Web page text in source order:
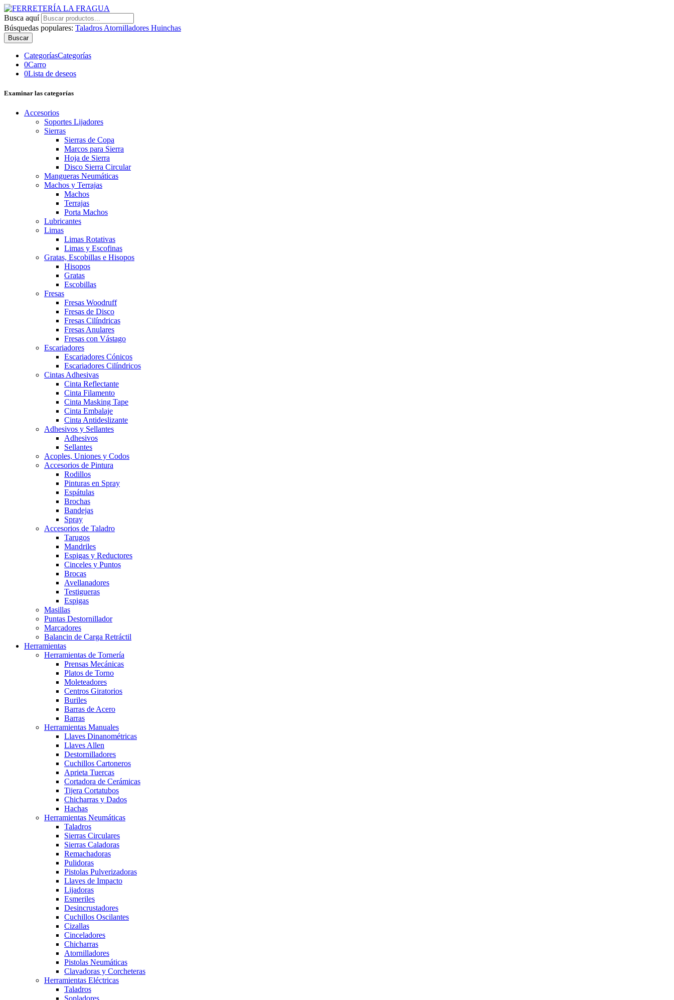
Busca aquí
Búsquedas populares: Taladros Atornilladores Huinchas
Buscar
CategoríasCategorías
0Carro
0Lista de deseos
Examinar las categorías
Accesorios
Soportes Lijadores
Sierras
Sierras de Copa
Marcos para Sierra
Hoja de Sierra
Disco Sierra Circular
Mangueras Neumáticas
Machos y Terrajas
Machos
Terrajas
Porta Machos
Lubricantes
Limas
Limas Rotativas
Limas y Escofinas
Gratas, Escobillas e Hisopos
Hisopos
Gratas
Escobillas
Fresas
Fresas Woodruff
Fresas de Disco
Fresas Cilíndricas
Fresas Anulares
Fresas con Vástago
Escariadores
Escariadores Cónicos
Escariadores Cilíndricos
Cintas Adhesivas
Cinta Reflectante
Cinta Filamento
Cinta Masking Tape
Cinta Embalaje
Cinta Antideslizante
Adhesivos y Sellantes
Adhesivos
Sellantes
Acoples, Uniones y Codos
Accesorios de Pintura
Rodillos
Pinturas en Spray
Espátulas
Brochas
Bandejas
Spray
Accesorios de Taladro
Tarugos
Mandriles
Espigas y Reductores
Cinceles y Puntos
Brocas
Avellanadores
Testigueras
Espigas
Masillas
Puntas Destornillador
Marcadores
Balancin de Carga Retráctil
Herramientas
Herramientas de Tornería
Prensas Mecánicas
Platos de Torno
Moleteadores
Centros Giratorios
Buriles
Barras de Acero
Barras
Herramientas Manuales
Llaves Dinanométricas
Llaves Allen
Destornilladores
Cuchillos Cartoneros
Aprieta Tuercas
Cortadora de Cerámicas
Tijera Cortatubos
Chicharras y Dados
Hachas
Herramientas Neumáticas
Taladros
Sierras Circulares
Sierras Caladoras
Remachadoras
Pulidoras
Pistolas Pulverizadoras
Llaves de Impacto
Lijadoras
Esmeriles
Desincrustadores
Cuchillos Oscilantes
Cizallas
Cinceladores
Chicharras
Atornilladores
Pistolas Neumáticas
Clavadoras y Corcheteras
Herramientas Eléctricas
Taladros